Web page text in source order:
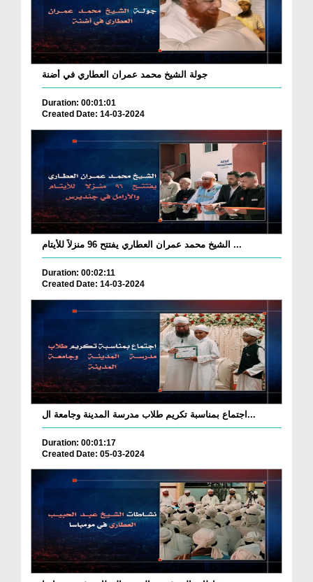
جولة الشيخ محمد عمران العطاري في أضنة
Duration: 00:01:01
Created Date: 14-03-2024
الشيخ محمد عمران العطاري يفتتح 96 منزلاً للأيتام ...
Duration: 00:02:11
Created Date: 14-03-2024
اجتماع بمناسبة تكريم طلاب مدرسة المدينة وجامعة ال...
Duration: 00:01:17
Created Date: 05-03-2024